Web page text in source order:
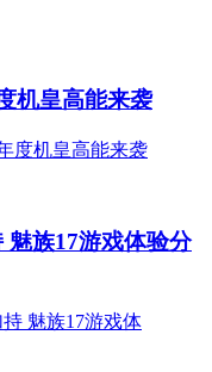
机皇高能来袭
魅族17游戏体验分